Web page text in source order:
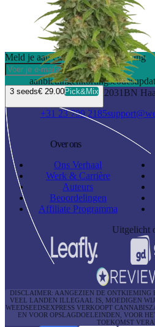
3 seeds€ 29.00Pick&Mix
Meld je aan en ontvang 10% korting
aanbiedingenkortingscodes
Waarderweg 19 I2031BN
+31 23 799 2185
Over ons
Ons Verhaal
Werk & Carrière
Auteurs
Beoordelingen
Affiliate Programma
Uitgelicht
DISCLAIMER: AANGEZIEN DE ONTKIEMING
VEEL LANDEN ILLEGAAL IS, MOEDIGEN
WEEDSEEDSEXPRESS VERKOOPT
EN VOOR OPSLAGDOELEINDEN, VOOR
TOEKOMST